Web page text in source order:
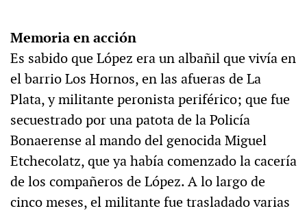
Memoria en acción
Es sabido que López era un albañil que vivía en
el barrio Los Hornos, en las afueras de La
Plata, y militante peronista periférico; que fue
secuestrado por una patota de la Policía
Bonaerense al mando del genocida Miguel
Etchecolatz, que ya había comenzado la cacería
de los compañeros de López. A lo largo de
cinco meses, el militante fue trasladado varias